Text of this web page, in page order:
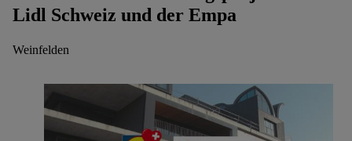
Lidl Schweiz und der Empa
Weinfelden